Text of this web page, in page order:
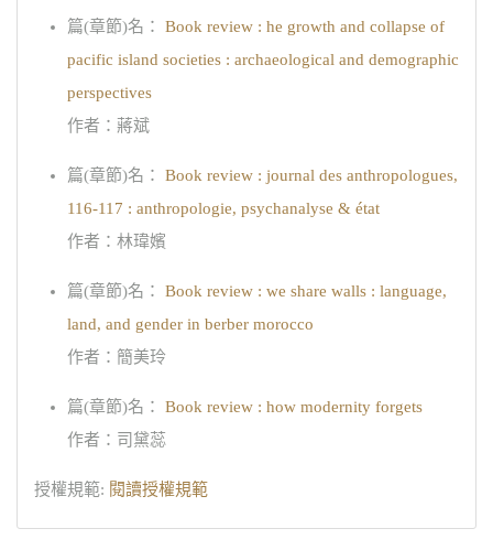
篇(章節)名：
Book review : he growth and collapse of
pacific island societies : archaeological and demographic
perspectives
作者：蔣斌
篇(章節)名：
Book review : journal des anthropologues,
116-117 : anthropologie, psychanalyse & état
作者：林瑋嬪
篇(章節)名：
Book review : we share walls : language,
land, and gender in berber morocco
作者：簡美玲
篇(章節)名：
Book review : how modernity forgets
作者：司黛蕊
授權規範: 閱讀授權規範